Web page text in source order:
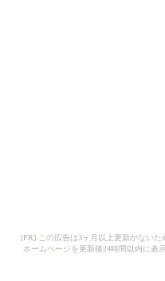
[PR] この広告は3ヶ月以上更新がないた
ホームページを更新後24時間以内に表